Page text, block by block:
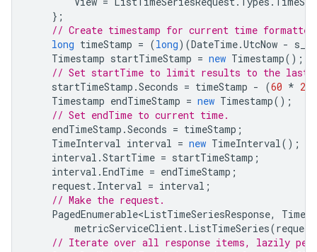
};
// Create timestamp for current time
long timeStamp = (long)(DateTime.UtcNow -
Timestamp startTimeStamp = new Timestamp();
// Set startTime to limit results to the last
startTimeStamp .Seconds = timeStamp - (60 * 20
Timestamp endTimeStamp = new Timestamp();
// Set endTime to current time.
endTimeStamp .Seconds = timeStamp ;
TimeInterval interval = new TimeInterval();
interval .StartTime = startTimeStamp ;
interval .EndTime = endTimeStamp ;
request. Interval = interval ;
// Make the request.
PagedEnumerable<ListTimeSeriesResponse,
metricServiceClient. ListTimeSeries(request
// Iterate over all response items, lazily